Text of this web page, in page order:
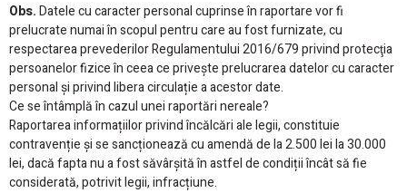
Obs.Datele cu caracter personal cuprinse în raportare vor fi
prelucrate numai în scopul pentru care au fost furnizate, cu
respectarea prevederilor Regulamentului 2016/679 privind protecţia
persoanelor fizice în ceea ce priveşte prelucrarea datelor cu caracter
personal și privind libera circulație a acestor date.
Ce se întâmplă în cazul unei raportări nereale?
Raportarea informațiilor privind încălcări ale legii, constituie
contravenție și se sancționează cu amendă de la 2.500 lei la 30.000
lei, dacă fapta nu a fost săvârșită în astfel de condiții încât să fie
considerată, potrivit legii, infracțiune.